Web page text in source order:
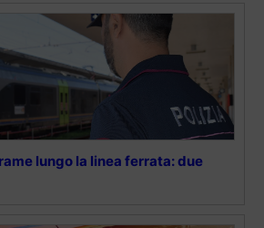
lungo la linea ferrata: due